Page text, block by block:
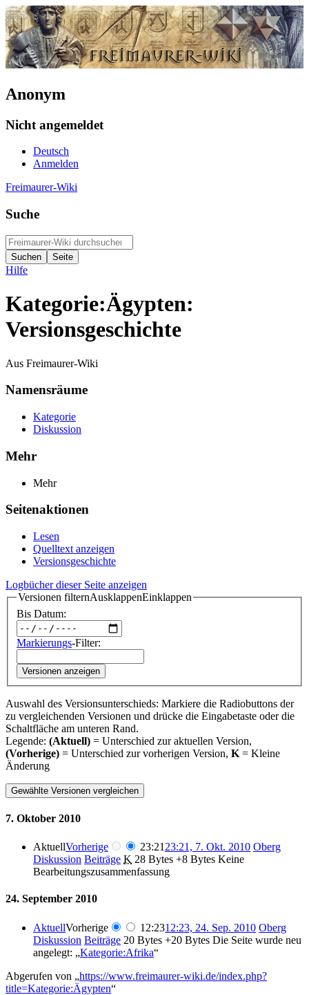
Anonym
Nicht angemeldet
Deutsch
Anmelden
Freimaurer-Wiki
Suche
Hilfe
Kategorie:Ägypten:
Versionsgeschichte
Aus Freimaurer-Wiki
Namensräume
Kategorie
Diskussion
Mehr
Mehr
Seitenaktionen
Lesen
Quelltext anzeigen
Versionsgeschichte
Logbücher dieser Seite anzeigen
Versionen filternAusklappenEinklappen
Bis Datum:
Markierungs-Filter:
Versionen anzeigen
Auswahl des Versionsunterschieds: Markiere die Radiobuttons der
zu vergleichenden Versionen und drücke die Eingabetaste oder die
Schaltfläche am unteren Rand.
Legende: (Aktuell) = Unterschied zur aktuellen Version,
(Vorherige) = Unterschied zur vorherigen Version, K = Kleine
Änderung
7. Oktober 2010
AktuellVorherige 23:21 23:21, 7. Okt. 2010 Oberg
Diskussion Beiträge K 28 Bytes +8 Bytes Keine
Bearbeitungszusammenfassung
24. September 2010
AktuellVorherige 12:2312:23, 24. Sep. 2010 Oberg
Diskussion Beiträge 20 Bytes +20 Bytes Die Seite wurde neu
angelegt: „Kategorie:Afrika“
Abgerufen von „https://www.freimaurer-wiki.de/index.php?
title=Kategorie:Ägypten“